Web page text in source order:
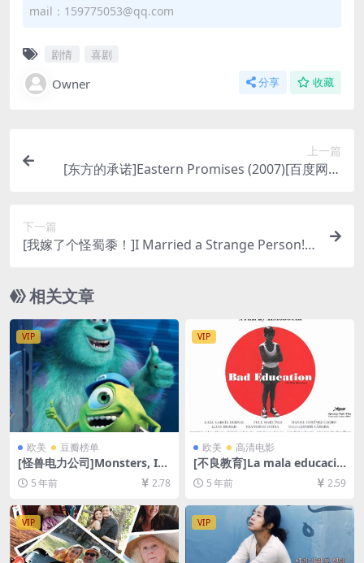
mail：159775053@qq.com
剧情 喜剧
Owner 分享 收藏
上一篇
[东方的承诺]Eastern Promises (2007)[百度网盘
下一篇
[我嫁了个怪蜀黍！]I Married a Strange Person!
[MP4/3.4GB][中文字幕]
相关文章
VIP
欧美 豆瓣榜单
[怪兽电力公司]Monsters, In
c. (2001)[百度网盘+迅雷云盘
资源1080P超清未删减][MP4/
5.7GB][中英字幕]
5 年前 2.78
VIP
欧美 高清电影
[不良教育]La mala educació
n (2004)[百度网盘+迅雷云盘
资源1080P超清未删减][MP4/
5.9GB][繁体中字]【视频文件
+防和谐压缩包（含解压密
码）】
5 年前 2.59
VIP VIP